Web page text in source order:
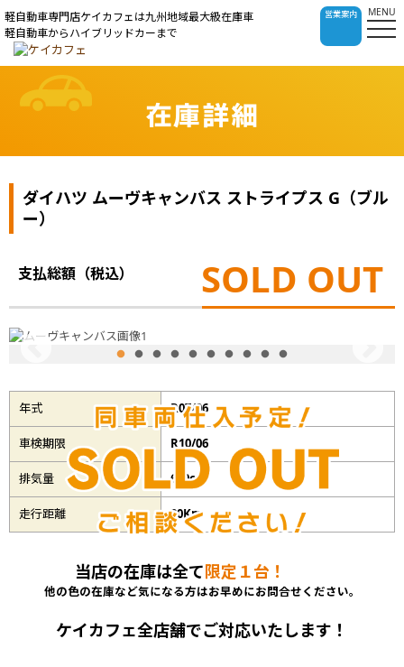
軽自動車専門店ケイカフェは九州地域最大級在庫車
軽自動車からハイブリッドカーまで
営業案内 MENU
在庫詳細
ダイハツ ムーヴキャンバス ストライプス G（ブル
ー）
支払総額（税込） SOLD OUT
年式 R07/06
車検期限 R10/06
排気量 660cc
走行距離 20Km
当店の在庫は全て限定１台！
他の色の在庫など気になる方はお早めにお問合せください。
ケイカフェ全店舗でご対応いたします！